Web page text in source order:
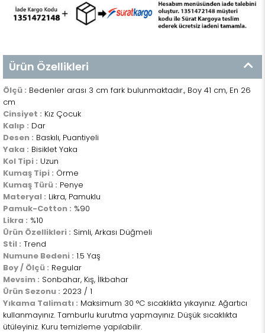
Ürün Özellikleri
Ölçü : Bedenler arası 3 cm fark bulunmaktadır., Boy 41 cm, En 26
cm
Cinsiyet : Kız Çocuk
Kalıp : Dar
Desen : Baskılı, Puantiyeli
Yaka : Bisiklet Yaka
Kol Tipi : Uzun
Kumaş Tipi : Örme
Kumaş Türü : Penye
Materyal : Likra, Pamuklu
Pamuk-Cotton : %90
Likra : %10
Ürün Özellikleri : Simli, Arkası Düğmeli
Stil : Trend
Numune Bedeni : 1.5 Yaş
Boy / Ölçü : Regular
Mevsim : Sonbahar, Kış, İlkbahar
Ürün Sezonu : 2023 / 1
Yıkama Talimatı : Maksimum 30 °C sıcaklıkta yıkayınız. Ağartıcı
kullanmayınız. Tamburlu kurutma yapmayınız. Düşük sıcaklıkta
ütüleyiniz. Kuru temizleme yapılabilir.